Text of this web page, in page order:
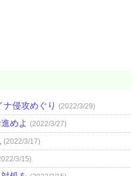
侵攻めぐり (2022/3/29)
めよ (2022/3/27)
(2022/3/17)
3/15)